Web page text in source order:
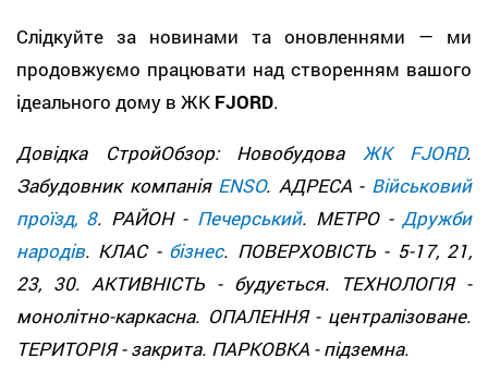
Слідкуйте за новинами та оновленнями — ми
продовжуємо працювати над створенням вашого
ідеального дому в ЖК FJORD.
Довідка СтройОбзор: Новобудова ЖК FJORD.
Забудовник компанія ENSO. АДРЕСА - Військовий
проїзд, 8. РАЙОН - Печерський. МЕТРО -Дружби
народів. КЛАС - бізнес. ПОВЕРХОВІСТЬ - 5-17, 21,
23, 30. АКТИВНІСТЬ - будується. ТЕХНОЛОГІЯ -
монолітно-каркасна. ОПАЛЕННЯ - централізоване.
ТЕРИТОРІЯ - закрита. ПАРКОВКА - підземна.